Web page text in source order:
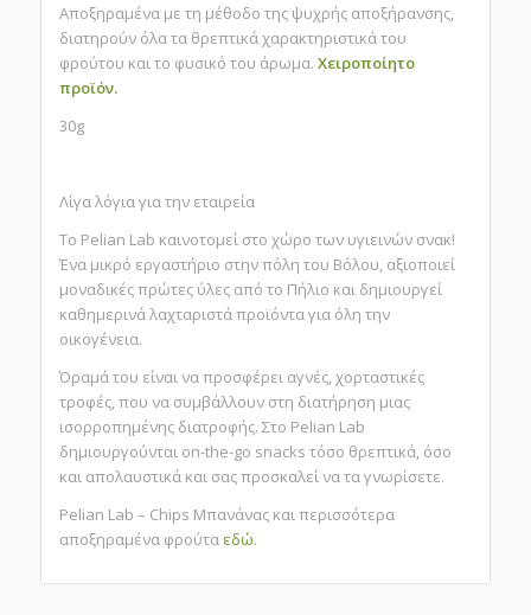
Αποξηραμένα με τη μέθοδο της ψυχρής αποξήρανσης,
διατηρούν όλα τα θρεπτικά χαρακτηριστικά του
φρούτου και το φυσικό του άρωμα. Χειροποίητο
προϊόν.
30g
Λίγα λόγια για την εταιρεία
To Pelian Lab καινοτομεί στο χώρο των υγιεινών σνακ!
Ένα μικρό εργαστήριο στην πόλη του Βόλου, αξιοποιεί
μοναδικές πρώτες ύλες από το Πήλιο και δημιουργεί
καθημερινά λαχταριστά προϊόντα για όλη την
οικογένεια.
Όραμά του είναι να προσφέρει αγνές,χορταστικές
τροφές, που να συμβάλλουν στη διατήρηση μιας
ισορροπημένης διατροφής. Στο Pelian Lab
δημιουργούνται on-the-go snacks τόσο θρεπτικά, όσο
και απολαυστικά και σαςπροσκαλεί να τα γνωρίσετε.
Pelian Lab – Chips Μπανάνας και περισσότερα
αποξηραμένα φρούτα εδώ.